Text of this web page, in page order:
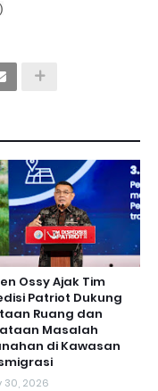
Ossy Ajak Tim
Patriot Dukung
Ruang dan
Masalah
di Kawasan
30, 2026